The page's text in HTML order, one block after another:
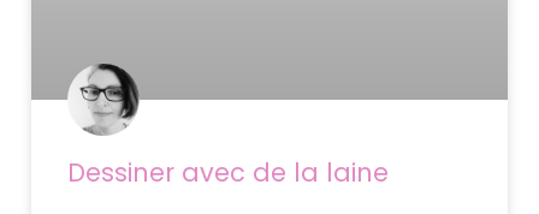
Dessiner avec de la laine